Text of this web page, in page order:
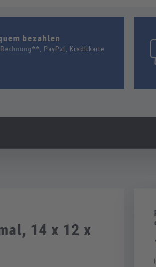
bezahlen
PayPal, Kreditkarte
14 x 12 x